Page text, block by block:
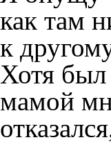
как там
к
Хотя был
мамой